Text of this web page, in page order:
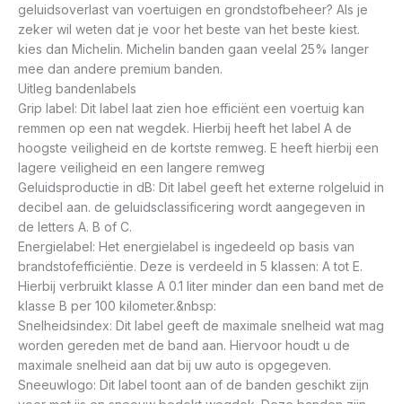
geluidsoverlast van voertuigen en grondstofbeheer? Als je
zeker wil weten dat je voor het beste van het beste kiest.
kies dan Michelin. Michelin banden gaan veelal 25% langer
mee dan andere premium banden.
Uitleg bandenlabels
Grip label: Dit label laat zien hoe efficiënt een voertuig kan
remmen op een nat wegdek. Hierbij heeft het label A de
hoogste veiligheid en de kortste remweg. E heeft hierbij een
lagere veiligheid en een langere remweg
Geluidsproductie in dB: Dit label geeft het externe rolgeluid in
decibel aan. de geluidsclassificering wordt aangegeven in
de letters A. B of C.
Energielabel: Het energielabel is ingedeeld op basis van
brandstofefficiëntie. Deze is verdeeld in 5 klassen: A tot E.
Hierbij verbruikt klasse A 0.1 liter minder dan een band met de
klasse B per 100 kilometer.&nbsp:
Snelheidsindex: Dit label geeft de maximale snelheid wat mag
worden gereden met de band aan. Hiervoor houdt u de
maximale snelheid aan dat bij uw auto is opgegeven.
Sneeuwlogo: Dit label toont aan of de banden geschikt zijn